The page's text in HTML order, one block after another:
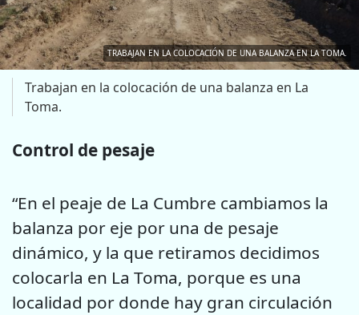
TRABAJAN EN LA COLOCACIÓN DE UNA BALANZA EN LA TOMA.
Trabajan en la colocación de una balanza en La
Toma.
Control de pesaje
“En el peaje de La Cumbre cambiamos la
balanza por eje por una de pesaje
dinámico, y la que retiramos decidimos
colocarla en La Toma, porque es una
localidad por donde hay gran circulación